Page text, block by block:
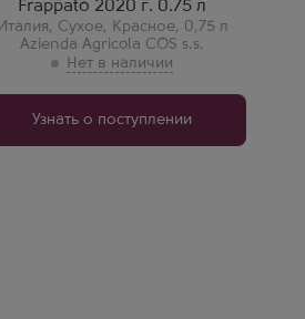
Frappato 2020 г. 0.75 л
, Сухое, Красное, 0,75 л
Azienda Agricola COS s.s.
Узнать о поступлении